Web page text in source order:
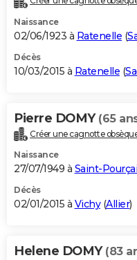
Naissance
02/06/1923 à Ratenelle (
Décès
10/03/2015 à Ratenelle (
Pierre DOMY (65
Créer une cagnotte
Naissance
27/07/1949 à Saint-
Décès
02/01/2015 à Vichy(Allier)
Helene DOMY (83